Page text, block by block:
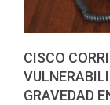
CISCO
GRAVEDAD